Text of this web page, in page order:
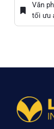
Văn
tối ưu